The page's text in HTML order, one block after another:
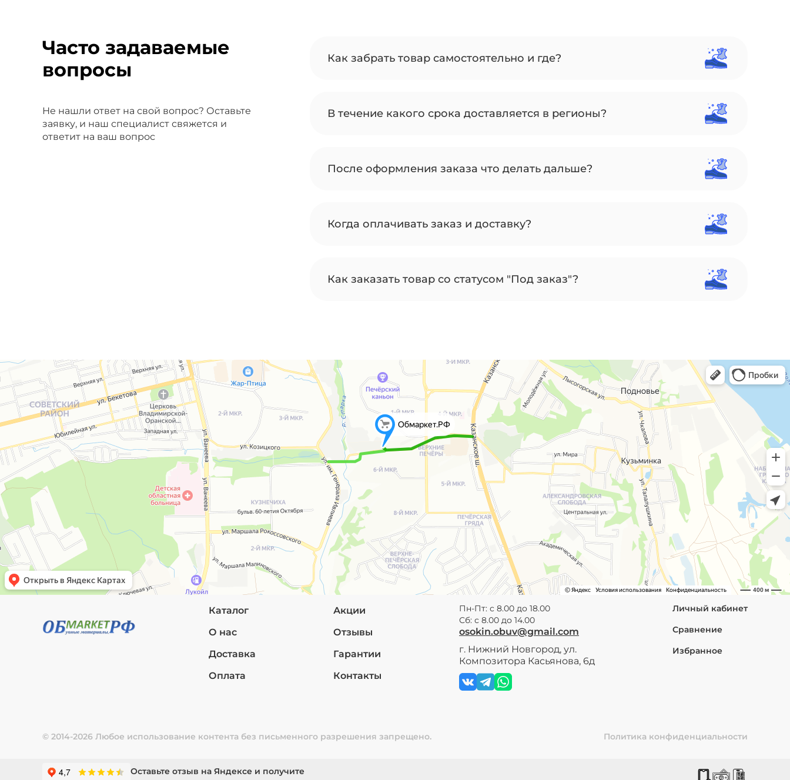
Часто задаваемые
вопросы
Не нашли ответ на свой вопрос? Оставьте
заявку, и наш специалист свяжется и
ответит на ваш вопрос
Как забрать товар самостоятельно и где?
В течение какого срока доставляется в регионы?
После оформления заказа что делать дальше?
Когда оплачивать заказ и доставку?
Как заказать товар со статусом "Под заказ"?
Каталог
О нас
Доставка
Оплата
Акции
Отзывы
Гарантии
Контакты
Пн-Пт: с 8.00 до 18.00
Сб: с 8.00 до 14.00
osokin.obuv@gmail.com
г. Нижний Новгород, ул.
Композитора Касьянова, 6д
Личный кабинет
Сравнение
Избранное
© 2014-2026 Любое использование контента без письменного разрешения запрещено. Политика конфиденциальности
Оставьте отзыв на Яндексе и получите